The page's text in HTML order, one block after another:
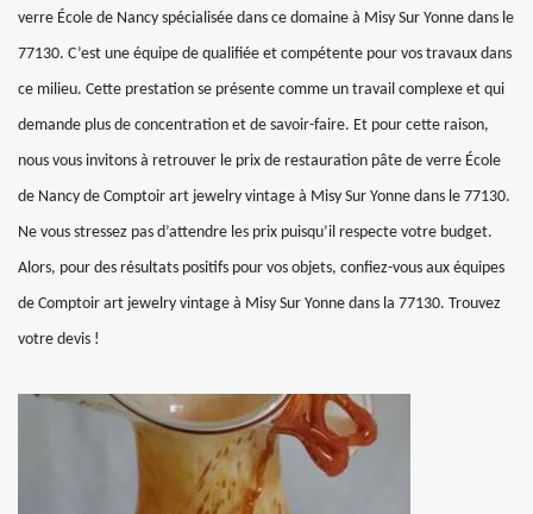
verre École de Nancy spécialisée dans ce domaine à Misy Sur Yonne dans le
77130. C’est une équipe de qualifiée et compétente pour vos travaux dans
ce milieu. Cette prestation se présente comme un travail complexe et qui
demande plus de concentration et de savoir-faire. Et pour cette raison,
nous vous invitons à retrouver le prix de restauration pâte de verre École
de Nancy de Comptoir art jewelry vintage à Misy Sur Yonne dans le 77130.
Ne vous stressez pas d’attendre les prix puisqu’il respecte votre budget.
Alors, pour des résultats positifs pour vos objets, confiez-vous aux équipes
de Comptoir art jewelry vintage à Misy Sur Yonne dans la 77130. Trouvez
votre devis !